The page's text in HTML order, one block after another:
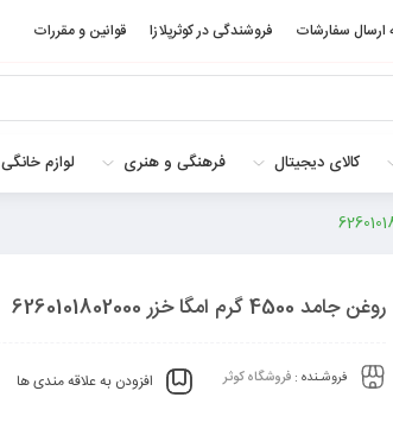
ارسال سفارشات فروشندگی در کوثرپلازا قوانین و مقررات
کالای دیجیتال فرهنگی و هنری لوازم خانگی
روغن جامد 4500 گرم امگا خزر 6260101802000
فروشـنده : فروشگاه کوثر افزودن به علاقه مندی ها